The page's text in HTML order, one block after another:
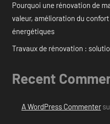
Pourquoi une rénovation de
valeur, amélioration du
énergétiques
Travaux de rénovation :
Recent
A WordPress Commenter